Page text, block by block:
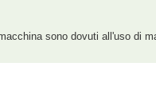
sono dovuti all'uso di